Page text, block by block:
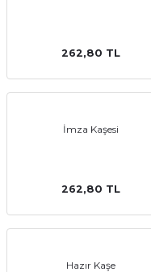
262,80 TL
İmza Kaşesi
262,80 TL
Hazır Kaşe